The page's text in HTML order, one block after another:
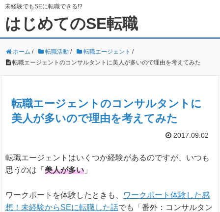
未経験でもSEに転職できる!?
はじめてのSE転職
ホーム / 転職活動 / 転職エージェント /
転職エージェントのコンサルタントに美人が多いので理由を考えてみた
転職エージェントのコンサルタントに
美人が多いので理由を考えてみた
2017.09.02
転職エージェントはいくつか経験があるのですが、いつも
思うのは「 美人が多い 」
ワークポートを体験したときも、
ワークポート体験した感
想！未経験からSEに転職した話でも「番外：コンサルタン